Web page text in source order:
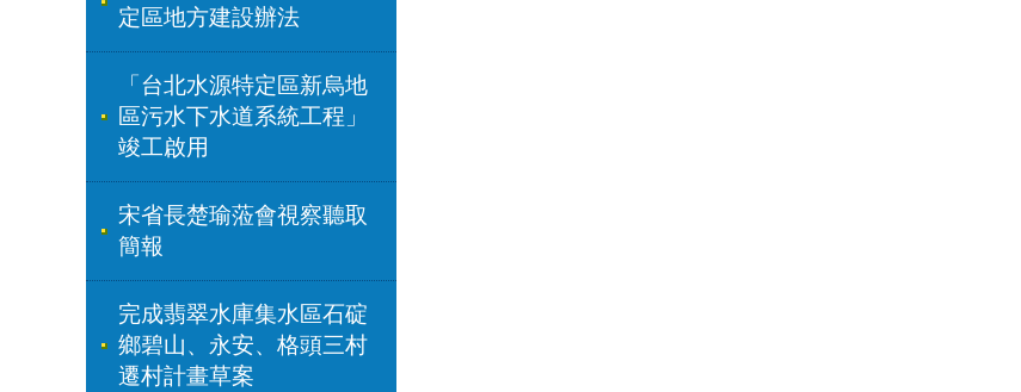
定區地方建設辦法
「台北水源特定區新烏地
區污水下水道系統工程」
竣工啟用
宋省長楚瑜蒞會視察聽取
簡報
完成翡翠水庫集水區石碇
鄉碧山、永安、格頭三村
遷村計畫草案